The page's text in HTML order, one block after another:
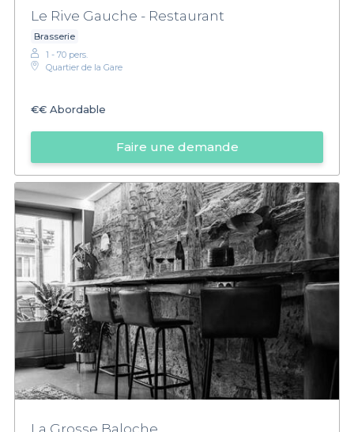
Le Rive Gauche - Restaurant
Brasserie
1 - 70 pers.
Quartier de la Gare
€€ Abordable
Faire une demande